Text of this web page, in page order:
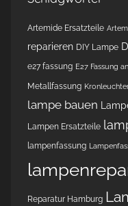
Artemide Ersatzteile
reparieren DIY Lampe
e27 fassung E27 Fassung
Metallfassung
lampe bauen
Lampen Ersatzteile
lampenfassung
Reparatur Hamburg